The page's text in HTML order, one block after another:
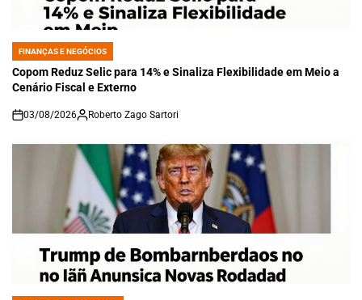
POSTED
IN
FINANÇAS E NEGÓCIOS
Copom Reduz Selic para 14% e Sinaliza Flexibilidade em Meio a
Cenário Fiscal e Externo
on
03/08/2026 Roberto Zago Sartori